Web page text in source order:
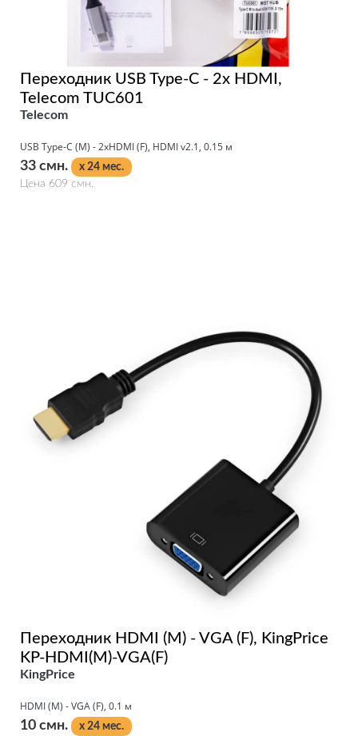
Переходник USB Type-C - 2x HDMI,
Telecom TUC601
Telecom
USB Type-C (M) - 2xHDMI (F), HDMI v2.1, 0.15 м
33 смн.
x 24 мес.
Цена 609 смн.
Переходник HDMI (M) - VGA (F), KingPrice
KP-HDMI(M)-VGA(F)
KingPrice
HDMI (M) - VGA (F), 0.1 м
10 смн.
x 24 мес.